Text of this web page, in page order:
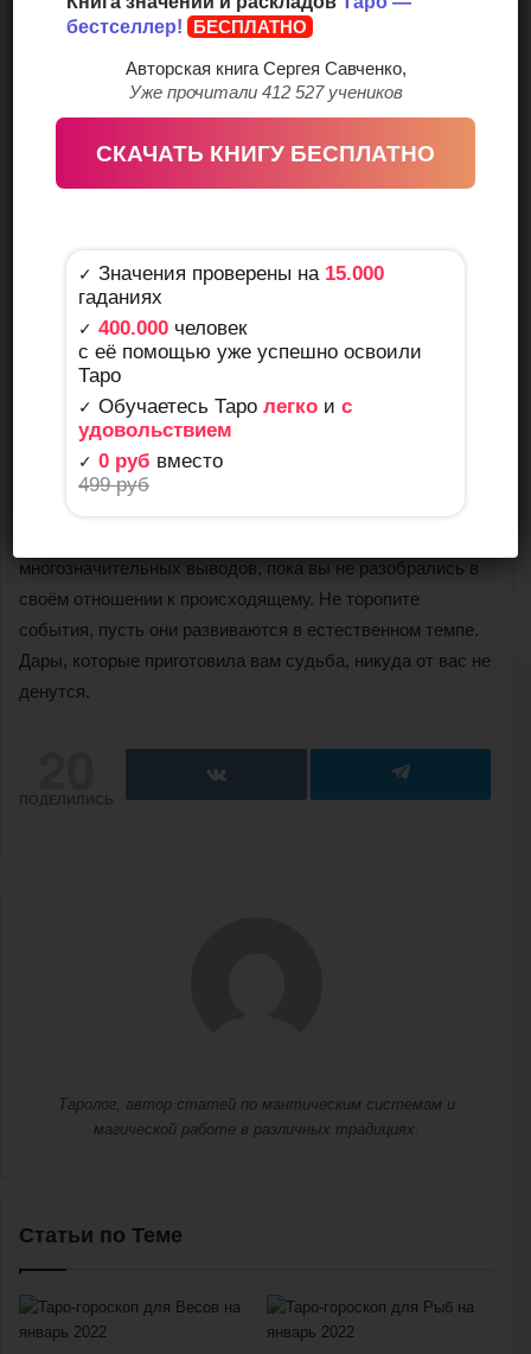
человек крайне легкомысленно относится к своему
необходимости. В январе у Скорпионов не будет причин
Совет (Верховная Жрица)
Верховная Жрицаговорит Скорпионам, что необходимо
чаще прислушиваться к внутреннему голосу, а ещё — не
быть пассивным. Интуиция и решительность помогут
вам всегда действовать согласно обстоятельствам. А
значит — побеждать. Но при этом необходимо
многозначительных выводов, пока вы не разобрались в
своём отношении к происходящему. Не торопите
события, пусть они развиваются в естественном темпе.
Дары, которые приготовила вам судьба, никуда от вас не
денутся.
ПОДЕЛИЛИСЬ
Таролог, автор статей по мантическим системам и
магической работе в различных традициях.
Статьи по Теме
бестселлер!
БЕСПЛАТНО
Авторская книга Сергея Савченко,
Уже прочитали 412 527 учеников
СКАЧАТЬ КНИГУ БЕСПЛАТНО
✓ Значения проверены на 15.000
гаданиях
✓ 400.000 человек
с её помощью уже успешно освоили
Таро
✓ Обучаетесь Таролегко ис
удовольствием
✓ 0 руб вместо
499 руб